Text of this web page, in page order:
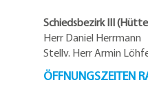
Schiedsbezirk III
Herr Daniel Herrmann
Stellv. Herr Armin
ÖFFNUNGSZEITEN